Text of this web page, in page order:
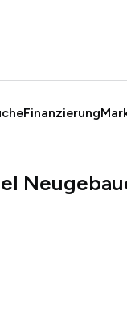
Finanzierung